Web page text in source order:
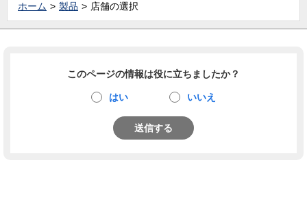
ホーム 製品 店舗の選択
このページの情報は役に立ちましたか？
はい いいえ
送信する